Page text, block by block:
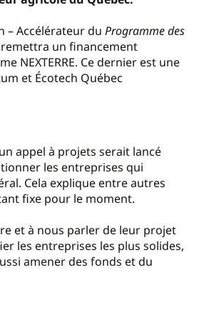
– Accélérateur du Programme des
remettra un financement
NEXTERRE. Ce dernier est une
et Écotech Québec
appel à projets serait lancé
les entreprises qui
Cela explique entre autres
fixe pour le moment.
et à nous parler de leur projet
les entreprises les plus solides,
amener des fonds et du